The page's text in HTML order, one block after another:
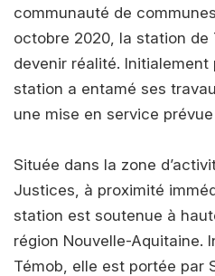
communauté de
octobre 2020, la station de
devenir réalité. Initialement
station a entamé ses
une mise en service
Située dans la zone
Justices, à proximité
station est soutenue à
région Nouvelle-Aquitaine.
Témob, elle est portée par